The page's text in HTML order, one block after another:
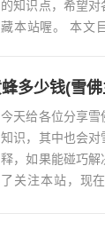
的知识点，希望
藏本站喔。 本文
多少钱(雪
今天给各位分享雪
知识，其中也会对
释，如果能碰巧解
了关注本站，现